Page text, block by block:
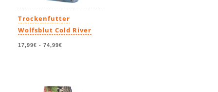
Trockenfutter
Wolfsblut Cold River
17,99€ - 74,99€